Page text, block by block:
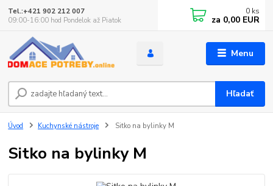
Menu
Hľadať
Tel.:+421 902 212 007
09:00-16:00 hod Pondelok až Piatok
0 ks
za 0,00 EUR
Úvod Kuchynské nástroje Sitko na bylinky M
Sitko na bylinky M